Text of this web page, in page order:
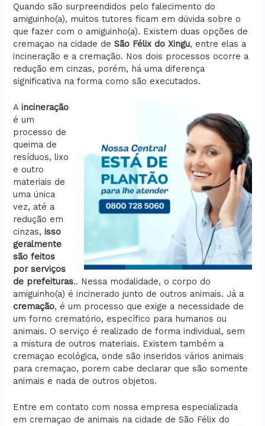
Quando são surpreendidos pelo falecimento do
amiguinho(a), muitos tutores ficam em dúvida sobre o
que fazer com o amiguinho(a). Existem duas opções de
cremaçao na cidade deSão Félix do Xingu, entre elas a
incineração e a cremação. Nos dois processos ocorre a
redução em cinzas, porém, há uma diferença
significativa na forma como são executados.
Aincineração
é um
processo de
queima de
resíduos, lixo
e outro
materiais de
uma única
vez, até a
redução em
cinzas,isso
geralmente
são feitos
por serviços
de prefeituras.. Nessa modalidade, o corpo do
amiguinho(a) é incinerado junto de outros animais. Já a
cremação, é um processo que exige a necessidade de
um forno crematório, específico para humanos ou
animais. O serviço é realizado de forma individual, sem
a mistura de outros materiais. Existem também a
cremaçao ecológica, onde são inseridos vários animais
para cremaçao, porem cabe declarar que são somente
animais e nada de outros objetos.
Entre em contato com nossa empresa especializada
em cremaçao de animais na cidade de São Félix do